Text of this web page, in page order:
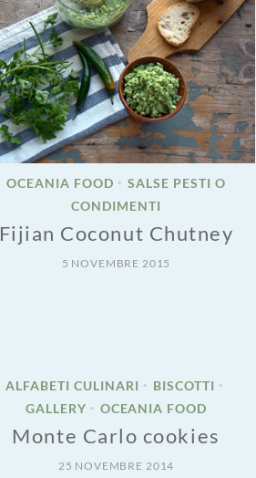
OCEANIA FOOD •
SALSE PESTI O
CONDIMENTI
Fijian Coconut Chutney
5 NOVEMBRE 2015
ALFABETI CULINARI • BISCOTTI •
GALLERY • OCEANIA FOOD
Monte Carlo cookies
25 NOVEMBRE 2014